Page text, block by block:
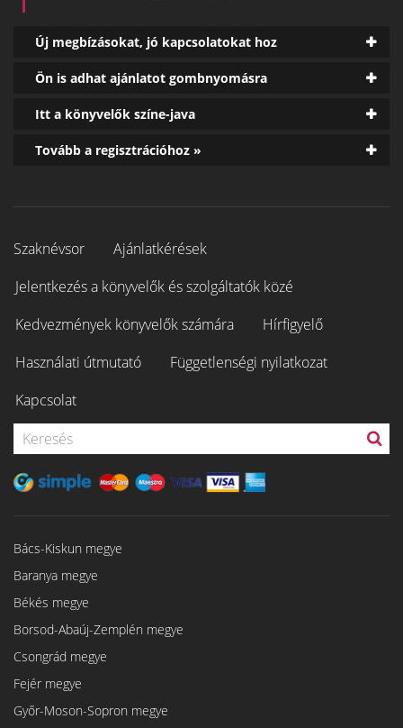
Új megbízásokat, jó kapcsolatokat hoz
Ön is adhat ajánlatot gombnyomásra
Itt a könyvelők színe-java
Tovább a regisztrációhoz »
Szaknévsor
Ajánlatkérések
Jelentkezés a könyvelők és szolgáltatók közé
Kedvezmények könyvelők számára
Hírfigyelő
Használati útmutató
Függetlenségi nyilatkozat
Kapcsolat
Bács-Kiskun megye
Baranya megye
Békés megye
Borsod-Abaúj-Zemplén megye
Csongrád megye
Fejér megye
Győr-Moson-Sopron megye